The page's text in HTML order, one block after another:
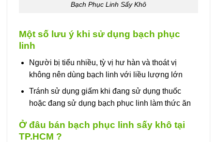
Bạch Phục Linh Sấy Khô
Một số lưu ý khi sử dụng bạch phục
linh
Người bị tiểu nhiều, tỳ vị hư hàn và thoát vị
không nên dùng bạch linh với liều lượng lớn
Tránh sử dụng giấm khi đang sử dụng thuốc
hoặc đang sử dụng bạch phục linh làm thức ăn
Ở đâu bán bạch phục linh sấy khô tại
TP.HCM ?